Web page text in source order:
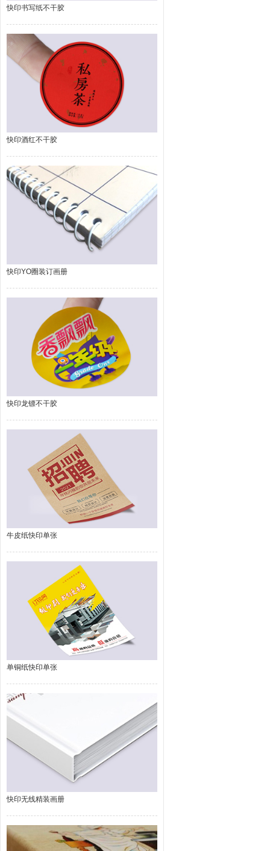
快印书写纸不干胶
快印酒红不干胶
快印YO圈装订画册
快印龙镖不干胶
牛皮纸快印单张
单铜纸快印单张
快印无线精装画册